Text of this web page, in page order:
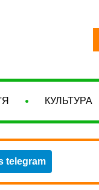
КУЛЬТУРА
telegram